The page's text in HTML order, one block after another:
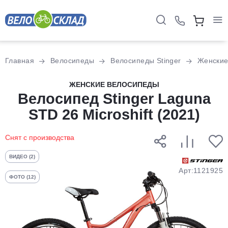
Главная Велосипеды Велосипеды Stinger Женские
ЖЕНСКИЕ ВЕЛОСИПЕДЫ
Велосипед Stinger Laguna
STD 26 Microshift (2021)
Снят с производства
ВИДЕО (2)
ФОТО (12)
Арт:1121925
Разбейте
оплатуна части
без переплат
График платежей